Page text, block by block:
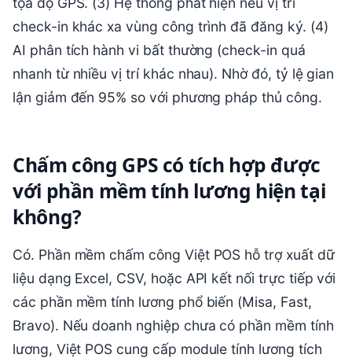
check-in khác xa vùng công trình đã đăng ký. (4)
AI phân tích hành vi bất thường (check-in quá
nhanh từ nhiều vị trí khác nhau). Nhờ đó, tỷ lệ gian
lận giảm đến 95% so với phương pháp thủ công.
Chấm công GPS có tích hợp được
với phần mềm tính lương hiện tại
không?
Có. Phần mềm chấm công Việt POS hỗ trợ xuất dữ
liệu dạng Excel, CSV, hoặc API kết nối trực tiếp với
các phần mềm tính lương phổ biến (Misa, Fast,
Bravo). Nếu doanh nghiệp chưa có phần mềm tính
lương, Việt POS cung cấp module tính lương tích